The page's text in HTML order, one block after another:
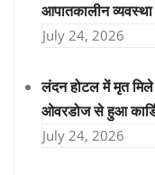
आपातकालीन व्यवस्था
July 24, 2026
लंदन होटल में मृत
ओवरडोज से हुआ
July 24, 2026